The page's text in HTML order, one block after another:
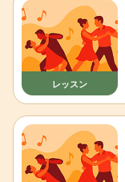
レッスン